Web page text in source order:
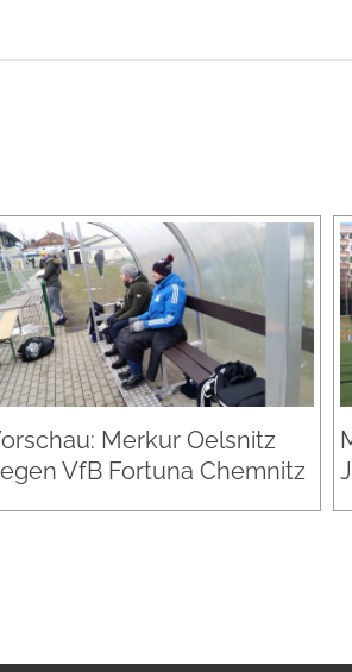
Merkur Oelsnitz
VfB Fortuna Chemnitz